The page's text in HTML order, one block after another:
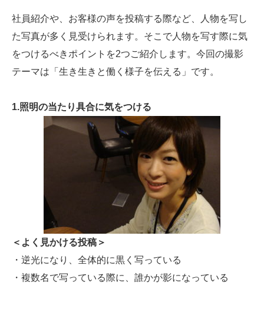
社員紹介や、お客様の声を投稿する際など、人物を写し
た写真が多く見受けられます。そこで人物を写す際に気
をつけるべきポイントを2つご紹介します。今回の撮影
テーマは「生き生きと働く様子を伝える」です。
1.照明の当たり具合に気をつける
＜よく見かける投稿＞
・逆光になり、全体的に黒く写っている
・複数名で写っている際に、誰かが影になっている